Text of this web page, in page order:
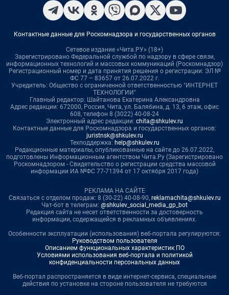
Контактные данные для Роскомнадзора и государственных органов
Сетевое издание «Чита.РУ» (18+)
Зарегистрировано Федеральной службой по надзору в сфере связи,
информационных технологий и массовых коммуникаций (Роскомнадзор)
Регистрационный номер и дата принятия решения о регистрации: ЭЛ №
ФС 77 – 83657 от 26.07.2022 г.
Учредитель: Общество с ограниченной ответственностью "ИНТЕРНЕТ
ТЕХНОЛОГИИ"
Главный редактор: Шайтанова Екатерина Александровна
Адрес редакции: 672000, Россия, Чита, ул. Балябина, д. 13, 6 этаж, офис
608, телефон 8 (3022) 40-08-24
Электронный адрес редакции: chita@shkulev.ru
Контактные данные для Роскомнадзора и государственных органов:
juristnsk@shkulev.ru
Техподдержка: help@shkulev.ru
Редакционные материалы, опубликованные на сайте до 26.07.2022,
подготовлены Информационным агентством Чита.Ру (Зарегистрировано
Роскомнадзором - Свидетельство о регистрации средства массовой
информации ИА №ФС 77-71394 от 17 октября 2017 года)
РЕКЛАМА НА САЙТЕ
Связаться с отделом продаж: 8 (30-22) 40-08-90, reklamachita@shkulev.ru
Чат-бот в телеграм: @shkulev_social_media_gp_bot
Редакция сайта не несет ответственности за достоверность
информации, содержащейся в рекламных объявлениях.
Особенности эксплуатации (использования) веб-портала регулируются:
Руководством пользователя
Описанием функциональных характеристик ПО
Условиями использования веб-портала и политикой
конфиденциальности персональных данных
Веб-портал распространяется в виде интернет-сервиса, специальные
действия по установке на стороне пользователя не требуются